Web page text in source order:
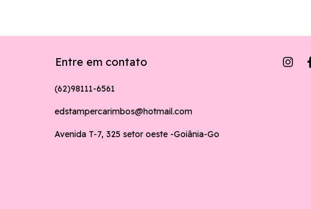
Entre em contato
(62)98111-6561
edstampercarimbos@hotmail.com
Avenida T-7, 325 setor oeste -Goiânia-Go